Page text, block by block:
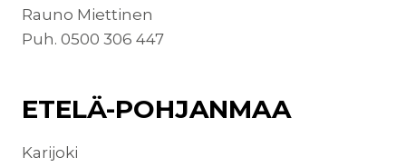
Rauno Miettinen
Puh. 0500 306 447
ETELÄ-POHJANMAA
Karijoki